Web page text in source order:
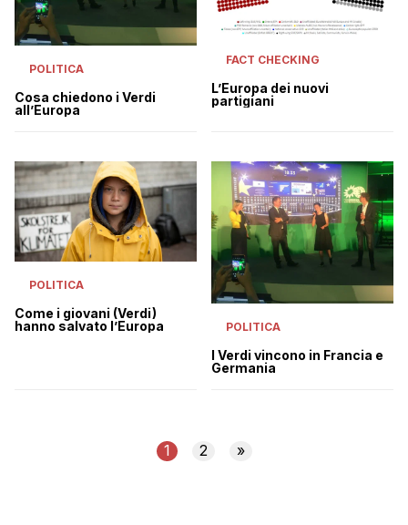
POLITICA
Cosa chiedono i Verdi
all’Europa
FACT CHECKING
L’Europa dei nuovi
partigiani
POLITICA
Come i giovani (Verdi)
hanno salvato l’Europa
POLITICA
I Verdi vincono in Francia e
Germania
1 2 »